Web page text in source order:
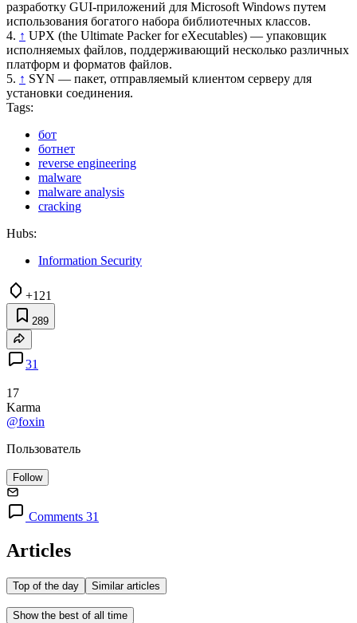
разработку GUI-приложений для Microsoft Windows путем
использования богатого набора библиотечных классов.
4. ↑ UPX (the Ultimate Packer for eXecutables) — упаковщик
исполняемых файлов, поддерживающий несколько различных
платформ и форматов файлов.
5. ↑ SYN — пакет, отправляемый клиентом серверу для
установки соединения.
Tags:
бот
ботнет
reverse engineering
malware
malware analysis
cracking
Hubs:
Information Security
+121
289
31
17
Karma
@foxin
Пользователь
Follow
Comments 31
Articles
Top of the day Similar articles
Show the best of all time